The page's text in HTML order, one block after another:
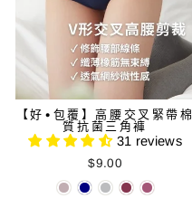
【好•包覆】高腰交叉緊帶棉
質抗菌三角褲
31 reviews
$9.00